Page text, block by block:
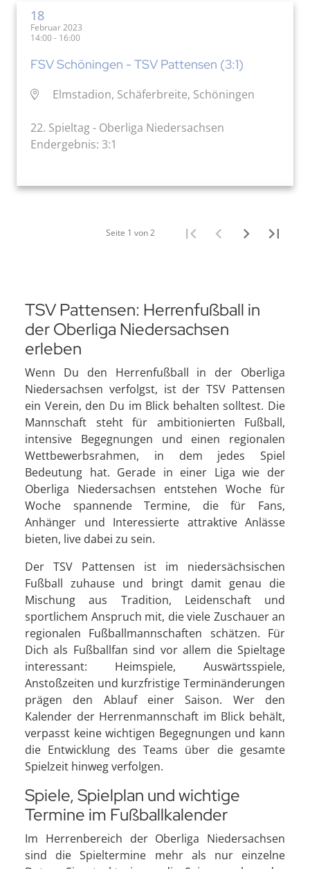
18
Februar 2023
14:00 - 16:00
FSV Schöningen - TSV Pattensen (3:1)
Elmstadion, Schäferbreite, Schöningen
22. Spieltag - Oberliga Niedersachsen
Endergebnis: 3:1
Seite 1 von 2
TSV Pattensen: Herrenfußball in
der Oberliga Niedersachsen
erleben
Wenn Du den Herrenfußball in der Oberliga
Niedersachsen verfolgst, ist der TSV Pattensen
ein Verein, den Du im Blick behalten solltest. Die
Mannschaft steht für ambitionierten Fußball,
intensive Begegnungen und einen regionalen
Wettbewerbsrahmen, in dem jedes Spiel
Bedeutung hat. Gerade in einer Liga wie der
Oberliga Niedersachsen entstehen Woche für
Woche spannende Termine, die für Fans,
Anhänger und Interessierte attraktive Anlässe
bieten, live dabei zu sein.
Der TSV Pattensen ist im niedersächsischen
Fußball zuhause und bringt damit genau die
Mischung aus Tradition, Leidenschaft und
sportlichem Anspruch mit, die viele Zuschauer an
regionalen Fußballmannschaften schätzen. Für
Dich als Fußballfan sind vor allem die Spieltage
interessant: Heimspiele, Auswärtsspiele,
Anstoßzeiten und kurzfristige Terminänderungen
prägen den Ablauf einer Saison. Wer den
Kalender der Herrenmannschaft im Blick behält,
verpasst keine wichtigen Begegnungen und kann
die Entwicklung des Teams über die gesamte
Spielzeit hinweg verfolgen.
Spiele, Spielplan und wichtige
Termine im Fußballkalender
Im Herrenbereich der Oberliga Niedersachsen
sind die Spieltermine mehr als nur einzelne